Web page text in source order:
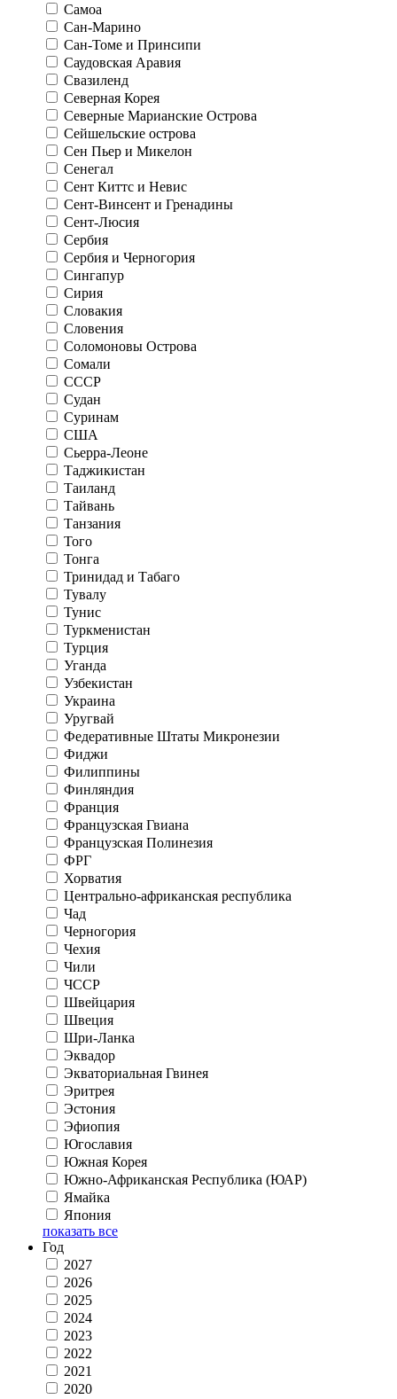
Самоа
Сан-Марино
Сан-Томе и Принсипи
Саудовская Аравия
Свазиленд
Северная Корея
Северные Марианские Острова
Сейшельские острова
Сен Пьер и Микелон
Сенегал
Сент Киттс и Невис
Сент-Винсент и Гренадины
Сент-Люсия
Сербия
Сербия и Черногория
Сингапур
Сирия
Словакия
Словения
Соломоновы Острова
Сомали
СССР
Судан
Суринам
США
Сьерра-Леоне
Таджикистан
Таиланд
Тайвань
Танзания
Того
Тонга
Тринидад и Табаго
Тувалу
Тунис
Туркменистан
Турция
Уганда
Узбекистан
Украина
Уругвай
Федеративные Штаты Микронезии
Фиджи
Филиппины
Финляндия
Франция
Французская Гвиана
Французская Полинезия
ФРГ
Хорватия
Центрально-африканская республика
Чад
Черногория
Чехия
Чили
ЧССР
Швейцария
Швеция
Шри-Ланка
Эквадор
Экваториальная Гвинея
Эритрея
Эстония
Эфиопия
Югославия
Южная Корея
Южно-Африканская Республика (ЮАР)
Ямайка
Япония
показать все
Год
2027
2026
2025
2024
2023
2022
2021
2020